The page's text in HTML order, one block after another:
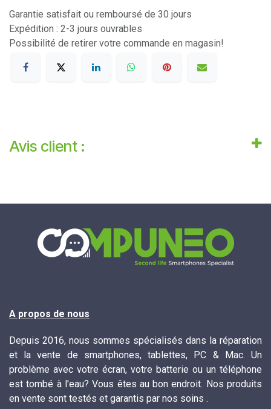
Garantie satisfait ou remboursé de 30 jours
Expédition : 2-3 jours ouvrables
Possibilité de retirer votre commande en magasin!
Avis client :
A propos de nous
Depuis 2016, nous sommes spécialisés dans la réparation
et la vente de smartphones, tablettes, PC & Mac. Un
problème avec votre écran, votre batterie ou un téléphone
est tombé à l'eau? Vous êtes au bon endroit. Nos produits
en vente sont testés et garantis par nos soins .